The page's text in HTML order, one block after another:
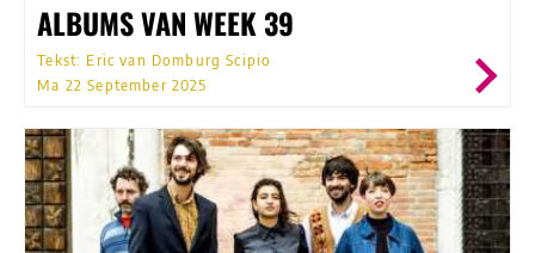
ALBUMS VAN WEEK 39
Tekst: Eric van Domburg Scipio
Ma 22 September 2025